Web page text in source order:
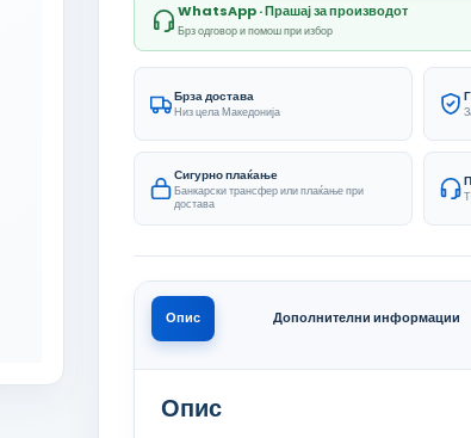
WhatsApp · Прашај за производот
Брз одговор и помош при избор
Брза достава
Низ цела Македонија
Сигурно плаќање
Банкарски трансфер или плаќање при
достава
Опис Дополнителни информации
Опис